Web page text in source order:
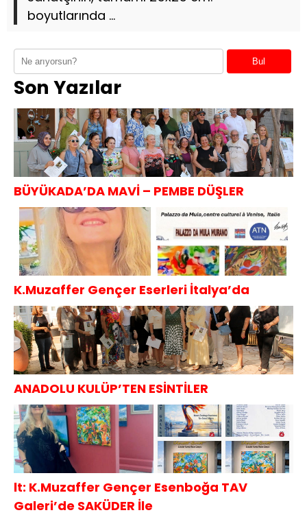
boyutlarında ...
Bul
Son Yazılar
BÜYÜKADA’DA MAVİ – PEMBE DÜŞLER
K.Muzaffer Gençer Eserleri İtalya’da
ANADOLU KULÜP’TEN ESİNTİLER
lt: K.Muzaffer Gençer Esenboğa TAV
Galeri’de SAKÜDER İle